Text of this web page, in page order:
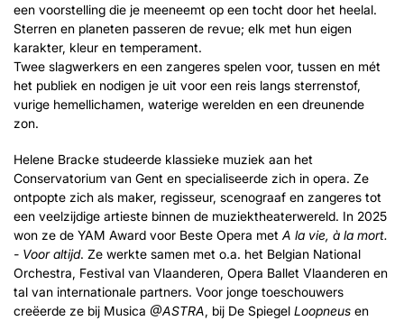
een voorstelling die je meeneemt op een tocht door het heelal.
Sterren en planeten passeren de revue; elk met hun eigen
karakter, kleur en temperament.
Twee slagwerkers en een zangeres spelen voor, tussen en mét
het publiek en nodigen je uit voor een reis langs sterrenstof,
vurige hemellichamen, waterige werelden en een dreunende
zon.
Helene Bracke studeerde klassieke muziek aan het
Conservatorium van Gent en specialiseerde zich in opera. Ze
ontpopte zich als maker, regisseur, scenograaf en zangeres tot
een veelzijdige artieste binnen de muziektheaterwereld. In 2025
won ze de YAM Award voor Beste Opera met A la vie, à la mort.
- Voor altijd. Ze werkte samen met o.a. het Belgian National
Orchestra, Festival van Vlaanderen, Opera Ballet Vlaanderen en
tal van internationale partners. Voor jonge toeschouwers
creëerde ze bij Musica @ASTRA, bij De Spiegel Loopneus en
Inzoomen